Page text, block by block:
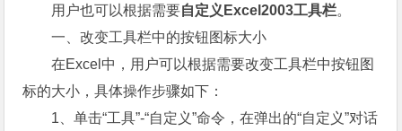
用户也可以根据需要自定义Excel2003工具栏。
一、改变工具栏中的按钮图标大小
在Excel中，用户可以根据需要改变工具栏中按钮图
标的大小，具体操作步骤如下：
1、单击“工具”-“自定义”命令，在弹出的“自定义”对话